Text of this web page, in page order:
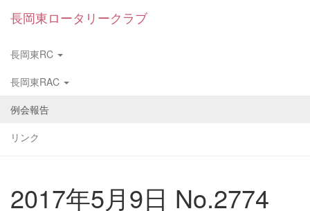
長岡東ロータリークラブ
長岡東RC
長岡東RAC
例会報告
リンク
2017年5月9日 No.2774